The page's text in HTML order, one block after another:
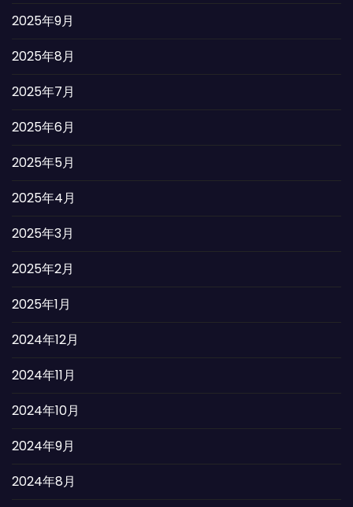
2025年9月
2025年8月
2025年7月
2025年6月
2025年5月
2025年4月
2025年3月
2025年2月
2025年1月
2024年12月
2024年11月
2024年10月
2024年9月
2024年8月